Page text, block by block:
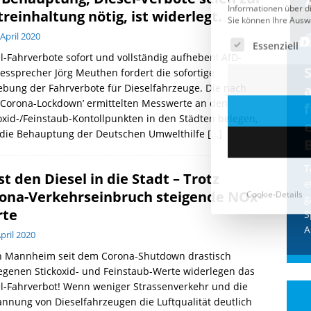
nötig, ist widerlegt.
2020
Fahrverbote sofort und vollständig aufheben! AfD-
Jörg Meuthen fordert die sofortige
der Fahrverbote für Dieselfahrzeuge. Die nach
Lockdown’ ermittelten Messwerte an den
Feinstaub-Kontollpunkten in den Städten belegen,
Behauptung der Deutschen Umwelthilfe […]
den Diesel in die Stadt – Trotz
Verkehrseinbruch steigende NOx-
2020
Mannheim seit dem Corona-Shutdown drastisch
Stickoxid- und Feinstaub-Werte widerlegen das
Fahrverbot! Wenn weniger Strassenverkehr und die
von Dieselfahrzeugen die Luftqualität deutlich
CDU & Ampel wollen nach
der Wahl wieder Afghanen
einfliegen: Zeit für ein
Asylmoratorium!
Stimmung wegen der von Afghanen
verübten Anschläge kippte, wurden die